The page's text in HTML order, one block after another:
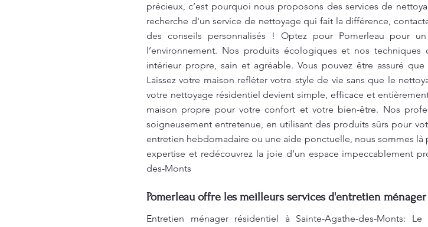
précieux, c’est pourquoi nous proposons des services de
recherche d'un service de nettoyage qui fait la différence,
des conseils personnalisés ! Optez pour Pomerleau pour
l’environnement. Nos produits écologiques et nos
intérieur propre, sain et agréable. Vous pouvez être assuré
Laissez votre maison refléter votre style de vie sans que le
votre nettoyage résidentiel devient simple, efficace et
maison propre pour votre confort et votre bien-être. Nos
soigneusement entretenue, en utilisant des produits sûrs pour
entretien hebdomadaire ou une aide ponctuelle, nous sommes
expertise et redécouvrez la joie d’un espace impeccablement
des-Monts
Pomerleau offre les meilleurs services d'entretien
Entretien ménager résidentiel à Sainte-Agathe-des-Monts: